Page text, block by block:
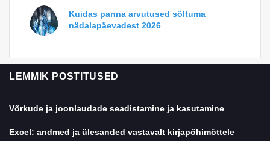
Kuidas panna arvutused sõltuma
nädalapäevadest 2026
LEMMIK POSTITUSED
Võrkude ja joonlaudade seadistamine ja kasutamine
Excel: andmed ja ülesanded vastavalt kirjapõhimõttele